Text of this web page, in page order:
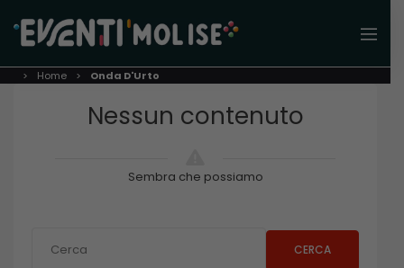
Home Onda D'Urto
Nessun contenuto
Sembra che possiamo
CERCA